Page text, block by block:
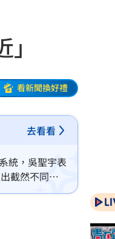
看新聞換好禮
去看看
統，吳聖宇表
截然不同的